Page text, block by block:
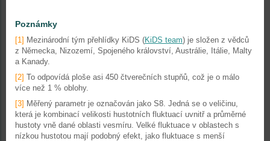
Poznámky
[1] Mezinárodní tým přehlídky KiDS (KiDS team) je složen z vědců
z Německa, Nizozemí, Spojeného království, Austrálie, Itálie, Malty
a Kanady.
[2] To odpovídá ploše asi 450 čtverečních stupňů, což je o málo
více než 1 % oblohy.
[3] Měřený parametr je označován jako S8. Jedná se o veličinu,
která je kombinací velikosti hustotních fluktuací uvnitř a průměrné
hustoty vně dané oblasti vesmíru. Velké fluktuace v oblastech s
nízkou hustotou mají podobný efekt, jako fluktuace s menší